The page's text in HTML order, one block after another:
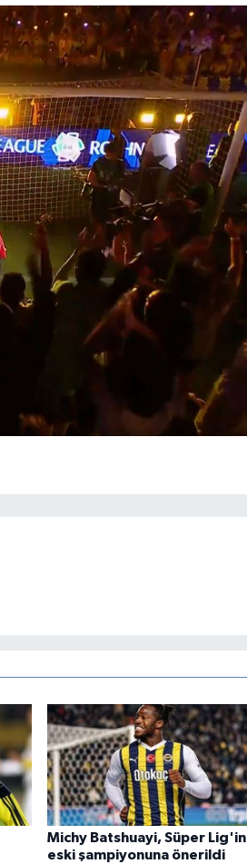
Michy Batshuayi, Süper Lig'in
eski şampiyonuna önerildi